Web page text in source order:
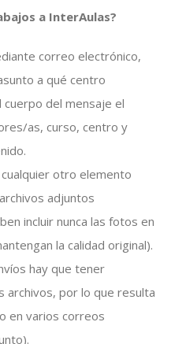
a InterAulas?
correo electrónico,
a qué centro
del mensaje el
as, curso, centro y
otro elemento
adjuntos
incluir nunca las fotos en
la calidad original).
hay que tener
archivos, por lo que resulta
en varios correos